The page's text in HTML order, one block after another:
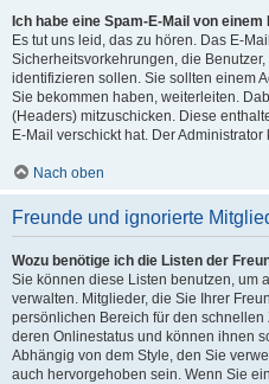
Ich habe eine Spam-E-Mail von
Es tut uns leid, das zu hören. Das E-
Sicherheitsvorkehrungen, die
identifizieren sollen. Sie sollten einem
Sie bekommen haben, weiterleiten.
(Headers) mitzuschicken. Diese
E-Mail verschickt hat. Der
Nach oben
Freunde und ignorierte
Wozu benötige ich die Listen der
Sie können diese Listen benutzen, um
verwalten. Mitglieder, die Sie Ihrer
persönlichen Bereich für den
deren Onlinestatus und können ihnen
Abhängig von dem Style, den Sie
auch hervorgehoben sein. Wenn Sie